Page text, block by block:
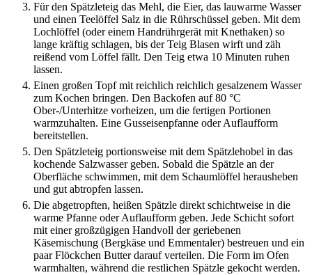
Für den Spätzleteig das Mehl, die Eier, das lauwarme Wasser
und einen Teelöffel Salz in die Rührschüssel geben. Mit dem
Lochlöffel (oder einem Handrührgerät mit Knethaken) so
lange kräftig schlagen, bis der Teig Blasen wirft und zäh
reißend vom Löffel fällt. Den Teig etwa 10 Minuten ruhen
lassen.
Einen großen Topf mit reichlich reichlich gesalzenem Wasser
zum Kochen bringen. Den Backofen auf 80 °C
Ober-/Unterhitze vorheizen, um die fertigen Portionen
warmzuhalten. Eine Gusseisenpfanne oder Auflaufform
bereitstellen.
Den Spätzleteig portionsweise mit dem Spätzlehobel in das
kochende Salzwasser geben. Sobald die Spätzle an der
Oberfläche schwimmen, mit dem Schaumlöffel herausheben
und gut abtropfen lassen.
Die abgetropften, heißen Spätzle direkt schichtweise in die
warme Pfanne oder Auflaufform geben. Jede Schicht sofort
mit einer großzügigen Handvoll der geriebenen
Käsemischung (Bergkäse und Emmentaler) bestreuen und ein
paar Flöckchen Butter darauf verteilen. Die Form im Ofen
warmhalten, während die restlichen Spätzle gekocht werden.